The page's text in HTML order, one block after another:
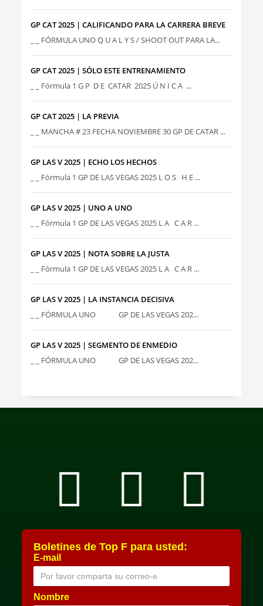
GP CAT 2025 | CALIFICANDO PARA LA CARRERA BREVE
_ _ FÓRMULA UNO Q U A L Y S / SHOOT OUT PARA LA...
GP CAT 2025 | SÓLO ESTE ENTRENAMIENTO
_ _ Fórmula 1 G P D E CATAR 2025 Ú N I C A ...
GP CAT 2025 | LA PREVIA
_ _ MANCHA # 23 FECHA NOVIEMBRE 30 GP DE CATAR ...
GP LAS V 2025 | ECHO LOS HECHOS
_ _ Fórmula 1 GP DE LAS VEGAS 2025 L O S H E ...
GP LAS V 2025 | UNO A UNO
_ _ Fórmula 1 GP DE LAS VEGAS 2025 L A C A R ...
GP LAS V 2025 | NOTA SOBRE LA JUSTA
_ _ Fórmula 1 GP DE LAS VEGAS 2025 L A C A R ...
GP LAS V 2025 | LA INSTANCIA DECISIVA
_ _ FÓRMULA UNO GP DE LAS VEGAS 202...
GP LAS V 2025 | SEGMENTO DE ENMEDIO
_ _ FÓRMULA UNO GP DE LAS VEGAS 202...
Boletines de Top F para usted:
E-mail
Nombre